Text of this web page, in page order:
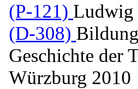
(P-121) Ludwig
(D-308)
Geschichte der
Würzburg 2010